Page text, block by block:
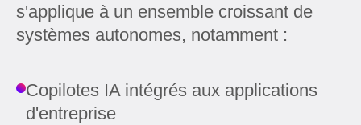
s'applique à un ensemble croissant de
systèmes autonomes, notamment :
Copilotes IA intégrés aux applications
d'entreprise